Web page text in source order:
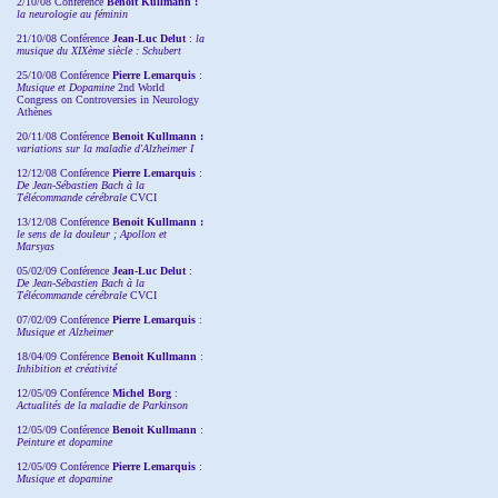
la neurologie au féminin
21/10/08 Conférence Jean-Luc Delut : la
musique du XIXème siècle : Schubert
25/10/08 Conférence Pierre Lemarquis :
Musique et Dopamine2nd World
Congress on Controversies in Neurology
Athènes
20/11/08 Conférence Benoit Kullmann :
variations sur la maladie d'Alzheimer I
12/12/08 Conférence Pierre Lemarquis :
De Jean-Sébastien Bach à la
Télécommande cérébraleCVCI
13/12/08 Conférence Benoit Kullmann :
le sens de la douleur ; Apollon et
Marsyas
05/02/09 Conférence Jean-Luc Delut :
De Jean-Sébastien Bach à la
Télécommande cérébraleCVCI
07/02/09 Conférence Pierre Lemarquis :
Musique et Alzheimer
18/04/09 Conférence Benoit Kullmann :
Inhibition et créativité
12/05/09 Conférence Michel Borg :
Actualités de la maladie de Parkinson
12/05/09 Conférence Benoit Kullmann :
Peinture et dopamine
12/05/09 Conférence Pierre Lemarquis :
Musique et dopamine